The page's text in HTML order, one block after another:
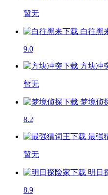
暂无
白往黑
9.0
方块冲
暂无
梦境侦
8.2
最强
暂无
明日
8.9